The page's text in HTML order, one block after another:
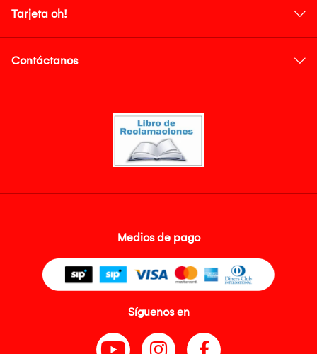
Tarjeta oh!
Contáctanos
Medios de pago
Síguenos en